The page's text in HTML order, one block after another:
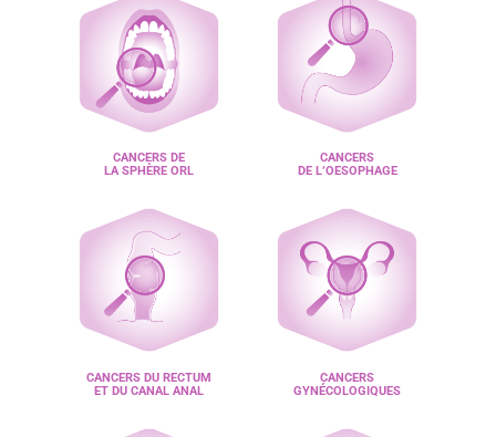
CANCERS DE
LA SPHÈRE ORL
CANCERS
DE L’OESOPHAGE
CANCERS DU RECTUM
ET DU CANAL ANAL
CANCERS
GYNÉCOLOGIQUES